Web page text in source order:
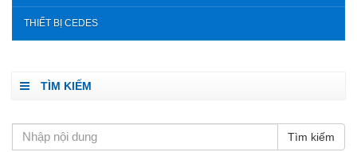
THIẾT BỊ CEDES
TÌM KIẾM